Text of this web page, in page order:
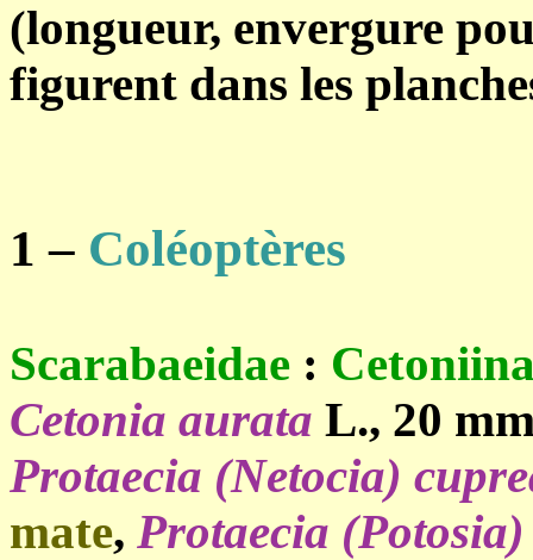
(longueur, envergure
figurent dans les
1 – Coléoptères
Scarabaeidae :
Cetonia aurata L., 20
Protaecia (Netocia)
mate, Protaecia (Potosia)